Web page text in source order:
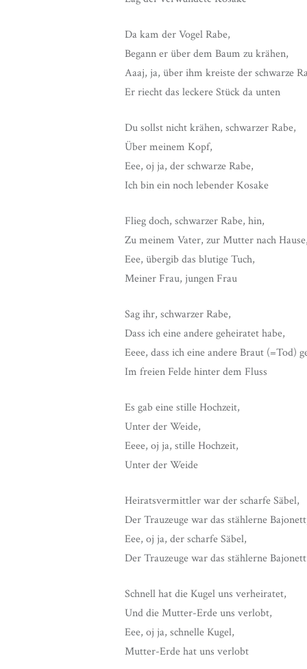
Da kam der Vogel Rabe,
Begann er über dem Baum zu krähen,
Aaaj, ja, über ihm kreiste der schwarze
Er riecht das leckere Stück da unten
Du sollst nicht krähen, schwarzer Rabe,
Über meinem Kopf,
Eee, oj ja, der schwarze Rabe,
Ich bin ein noch lebender Kosake
Flieg doch, schwarzer Rabe, hin,
Zu meinem Vater, zur Mutter nach Hause,
Eee, übergib das blutige Tuch,
Meiner Frau, jungen Frau
Sag ihr, schwarzer Rabe,
Dass ich eine andere geheiratet habe,
Eeee, dass ich eine andere Braut (=Tod)
Im freien Felde hinter dem Fluss
Es gab eine stille Hochzeit,
Unter der Weide,
Eeee, oj ja, stille Hochzeit,
Unter der Weide
Heiratsvermittler war der scharfe Säbel,
Der Trauzeuge war das stählerne
Eee, oj ja, der scharfe Säbel,
Der Trauzeuge war das stählerne Bajonett
Schnell hat die Kugel uns verheiratet,
Und die Mutter-Erde uns verlobt,
Eee, oj ja, schnelle Kugel,
Mutter-Erde hat uns verlobt